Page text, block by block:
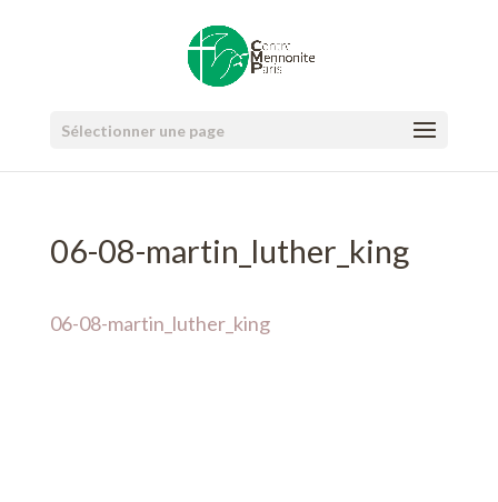
Sélectionner une page
06-08-martin_luther_king
06-08-martin_luther_king